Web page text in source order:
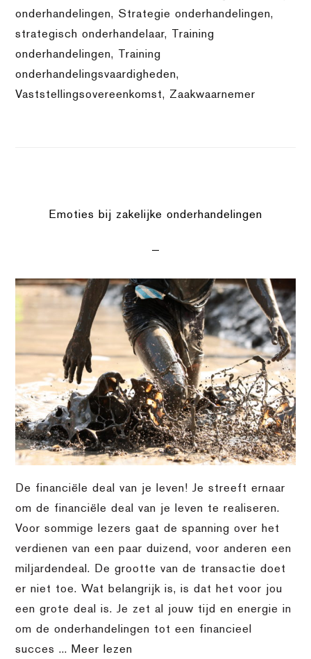
onderhandelingen, Strategie onderhandelingen,
strategisch onderhandelaar,
Training
onderhandelingen,
Training
onderhandelingsvaardigheden,
Vaststellingsovereenkomst, Zaakwaarnemer
Emoties bij zakelijke onderhandelingen
De financiële deal van je leven! Je streeft ernaar
om de financiële deal van je leven te realiseren.
Voor sommige lezers gaat de spanning over het
verdienen van een paar duizend, voor anderen een
miljardendeal. De grootte van de transactie doet
er niet toe. Wat belangrijk is, is dat het voor jou
een grote deal is. Je zet al jouw tijd en energie in
om de onderhandelingen tot een financieel
succes ... Meer lezen